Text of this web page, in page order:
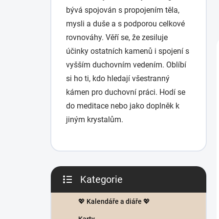
bývá spojován s propojením těla,
mysli a duše a s podporou celkové
rovnováhy. Věří se, že zesiluje
účinky ostatních kamenů i spojení s
vyšším duchovním vedením. Oblíbí
si ho ti, kdo hledají všestranný
kámen pro duchovní práci. Hodí se
do meditace nebo jako doplněk k
jiným krystalům.
P
s
kategorie
Kategorie
💖 Kalendáře a diáře 💖